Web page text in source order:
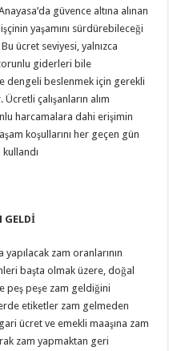
güvence altına alınan
yaşamını sürdürebileceği
ücret seviyesi, yalnızca
giderleri bile
dengeli beslenmek için gerekli
çalışanların alım
harcamalara dahi erişimin
koşullarını her geçen gün
GELDİ
yapılacak zam oranlarının
başta olmak üzere, doğal
peş peşe zam geldiğini
etiketler zam gelmeden
ücret ve emekli maaşına zam
zam yapmaktan geri